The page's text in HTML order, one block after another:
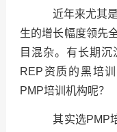
近年来尤其
生的增长幅度领先
目混杂。有长期
REP资质的黑培
PMP培训机构呢？
其实选PMP